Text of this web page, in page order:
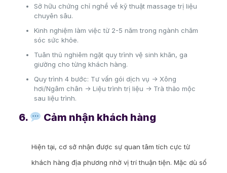
Sở hữu chứng chỉ nghề về kỹ thuật massage trị liệu
chuyên sâu.
Kinh nghiệm làm việc từ 2-5 năm trong ngành chăm
sóc sức khỏe.
Tuân thủ nghiêm ngặt quy trình vệ sinh khăn, ga
giường cho từng khách hàng.
Quy trình 4 bước: Tư vấn gói dịch vụ -> Xông
hơi/Ngâm chân -> Liệu trình trị liệu -> Trà thảo mộc
sau liệu trình.
6. Cảm nhận khách hàng
Hiện tại, cơ sở nhận được sự quan tâm tích cực từ
khách hàng địa phương nhờ vị trí thuận tiện. Mặc dù số